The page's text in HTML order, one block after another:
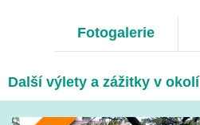
Fotogalerie
Další výlety a zážitky v okolí